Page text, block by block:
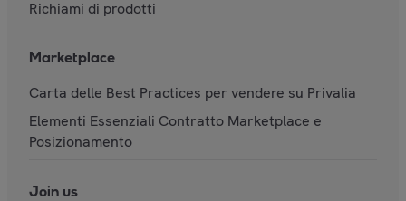
Richiami di prodotti
Marketplace
Carta delle Best Practices per vendere su Privalia
Elementi Essenziali Contratto Marketplace e
Posizionamento
Join us